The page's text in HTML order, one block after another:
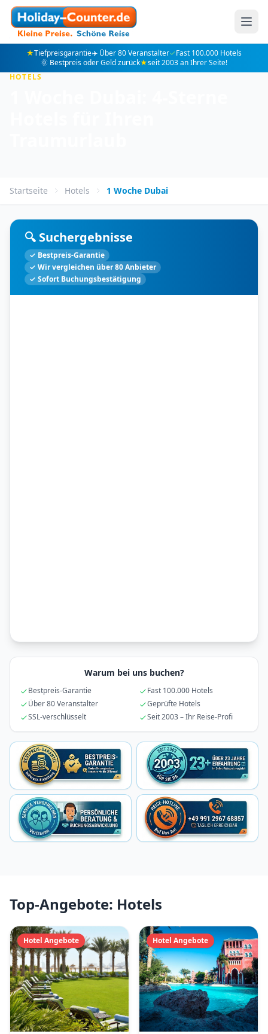
★Tiefpreisgarantie✈️ Über 80 Veranstalter✓Fast 100.000 Hotels
🌞 Bestpreis oder Geld zurück★seit 2003 an Ihrer Seite!
HOTELS
Startseite Hotels 1 Woche Dubai
🔍 Suchergebnisse
✓ Bestpreis-Garantie
✓ Wir vergleichen über 80 Anbieter
✓ Sofort Buchungsbestätigung
Warum bei uns buchen?
Bestpreis-Garantie
Fast 100.000 Hotels
Über 80 Veranstalter
Geprüfte Hotels
SSL-verschlüsselt
Seit 2003 – Ihr Reise-Profi
Top-Angebote: Hotels
Hotel Angebote Hotel Angebote